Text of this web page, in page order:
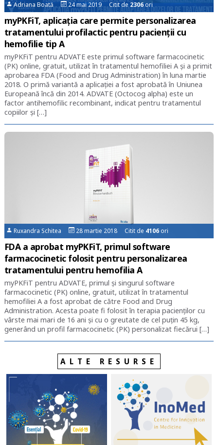
Adriana Boată 24 mai 2019 Citit de2306ori
myPKFiT, aplicația care permite personalizarea
tratamentului profilactic pentru pacienții cu
hemofilie tip A
myPKFiT pentru ADVATE este primul software farmacocinetic
(PK) online, gratuit, utilizat în tratamentul hemofiliei A și a primit
aprobarea FDA (Food and Drug Administration) în luna martie
2018. O primă variantă a aplicației a fost aprobată în Uniunea
Europeană încă din 2014. ADVATE (Octocog alpha) este un
factor antihemofilic recombinant, indicat pentru tratamentul
copiilor și […]
Ruxandra Schitea 28 martie 2018 Citit de 4106 ori
FDA a aprobat myPKFiT, primul software
farmacocinetic folosit pentru personalizarea
tratamentului pentru hemofilia A
myPKFiT pentru ADVATE, primul și singurul software
farmacocinetic (PK) online, gratuit, utilizat în tratamentul
hemofiliei A a fost aprobat de către Food and Drug
Administration. Acesta poate fi folosit în terapia pacienților cu
vârste mai mari de 16 ani și cu o greutate de cel puțin 45 kg,
generând un profil farmacocinetic (PK) personalizat fiecărui […]
ALTE RESURSE